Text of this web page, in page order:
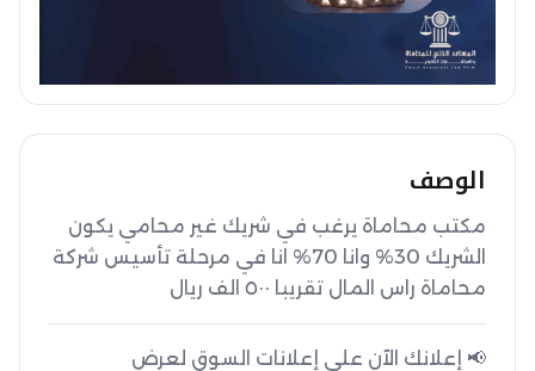
الوصف
محاماة راس المال تقريبا ٥٠٠ الف ريال
📢 إعلانك الآن على إعلانات السوق لعرض